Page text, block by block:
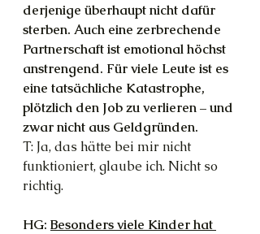
derjenige überhaupt nicht dafür
sterben. Auch eine zerbrechende
Partnerschaft ist emotional höchst
anstrengend. Für viele Leute ist es
eine tatsächliche Katastrophe,
plötzlich den Job zu verlieren – und
zwar nicht aus Geldgründen.
T: Ja, das hätte bei mir nicht
funktioniert, glaube ich. Nicht so
richtig.
HG: Besonders viele Kinder hat